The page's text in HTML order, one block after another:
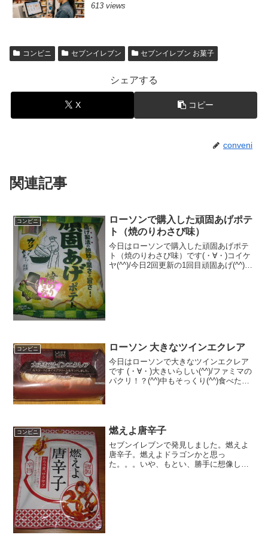
613 views
コンビニ セブンイレブン セブンイレブン お菓子
シェアする
X コピー
conveni
関連記事
コンビニ
ローソンで購入した頑固あげポテ
ト（焼のりわさび味）
今日はローソンで購入した頑固あげポテ
ト（焼のりわさび味）です(・∀・)コイケ
ヤ(^^)/今日2回更新の1回目頑固あげ(^^)固
コンビニ ローソン 大きなツインエクレア
今日はローソンで大きなツインエクレア
です (・∀・)大きいらしい(^^)/ファミマの
パクリ！？(^^)中もそっくり(^^)食べた評
コンビニ 燃えよ唐辛子
セブンイレブンで発見しました。燃えよ
唐辛子。燃えよドラゴンかと思っ
た。。。いや、もとい、勝手に想像した